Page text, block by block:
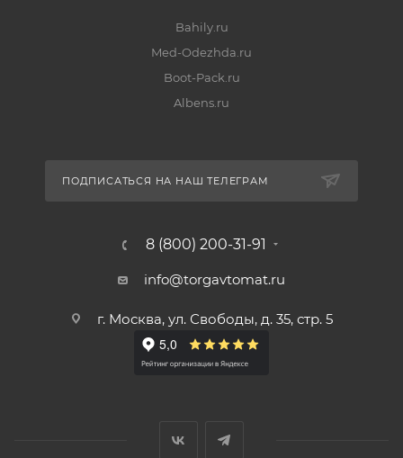
Bahily.ru
Med-Odezhda.ru
Boot-Pack.ru
Albens.ru
ПОДПИСАТЬСЯ НА НАШ ТЕЛЕГРАМ
8 (800) 200-31-91
info@torgavtomat.ru
г. Москва, ул. Свободы, д. 35, стр. 5